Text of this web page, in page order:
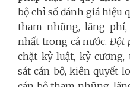
bộ chỉ số đánh giá hiệu
tham nhũng, lãng
nhất trong cả nước. Đột
chặt kỷ luật, kỷ cương,
sát cán bộ, kiên quyết